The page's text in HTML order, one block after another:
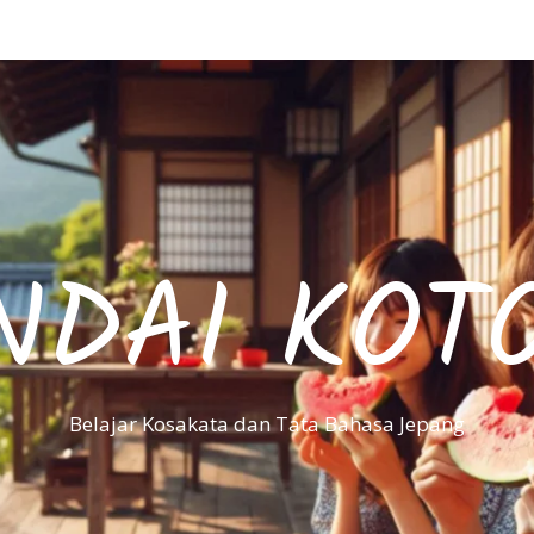
Belajar Kosakata dan Tata Bahasa Jepang